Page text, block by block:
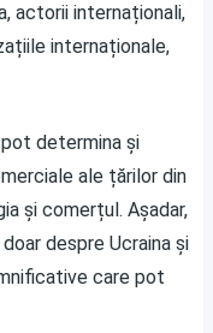
actorii internaționali,
internaționale,
determina și
ale țărilor din
și comerțul. Așadar,
despre Ucraina și
care pot